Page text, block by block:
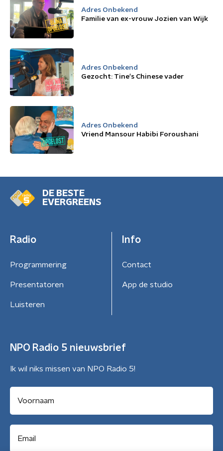
Adres Onbekend
Familie van ex-vrouw Jozien van Wijk
Adres Onbekend
Gezocht: Tine's Chinese vader
Adres Onbekend
Vriend Mansour Habibi Foroushani
DE BESTE
EVERGREENS
Radio
Programmering
Presentatoren
Luisteren
Info
Contact
App de studio
NPO Radio 5 nieuwsbrief
Ik wil niks missen van NPO Radio 5!